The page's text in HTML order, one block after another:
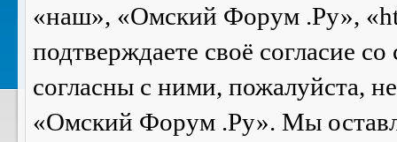
«наш», «Омский Форум .Ру»,
подтверждаете своё согласие
согласны с ними, пожалуйста,
«Омский Форум .Ру». Мы